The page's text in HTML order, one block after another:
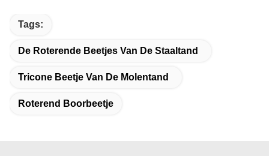
Tags:
De Roterende Beetjes Van De Staaltand
Tricone Beetje Van De Molentand
Roterend Boorbeetje